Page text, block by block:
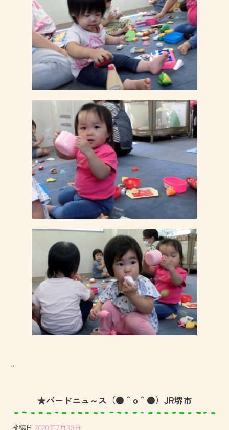
。
★バードニュ～ス（●＾o＾●）JR堺市
投稿日 2020年7月30日